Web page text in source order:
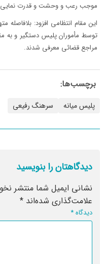
موجب رعب و وحشت و قدرت نمایی
این مقام انتظامی افزود: بلافاصله
توسط مأموران پلیس دستگیر و به
مراجع قضائی معرفی شدند.
برچسب‌ها:
پلیس میانه سرهنگ رفیعی
دیدگاهتان را بنویسید
نشانی ایمیل شما منتشر
علامت‌گذاری شده‌اند *
دیدگاه*